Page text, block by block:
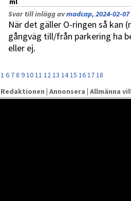
Svar till inlägg avmadcap, 2024-02-07
När det gäller O-ringen så kan
gångväg till/från parkering ha
eller ej.
1 6 78 91011 1213 1415 161718
Redaktionen | Annonsera | Allmänna